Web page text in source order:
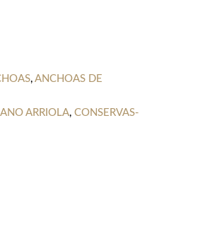
, ANCHOAS DE
ARRIOLA, CONSERVAS-